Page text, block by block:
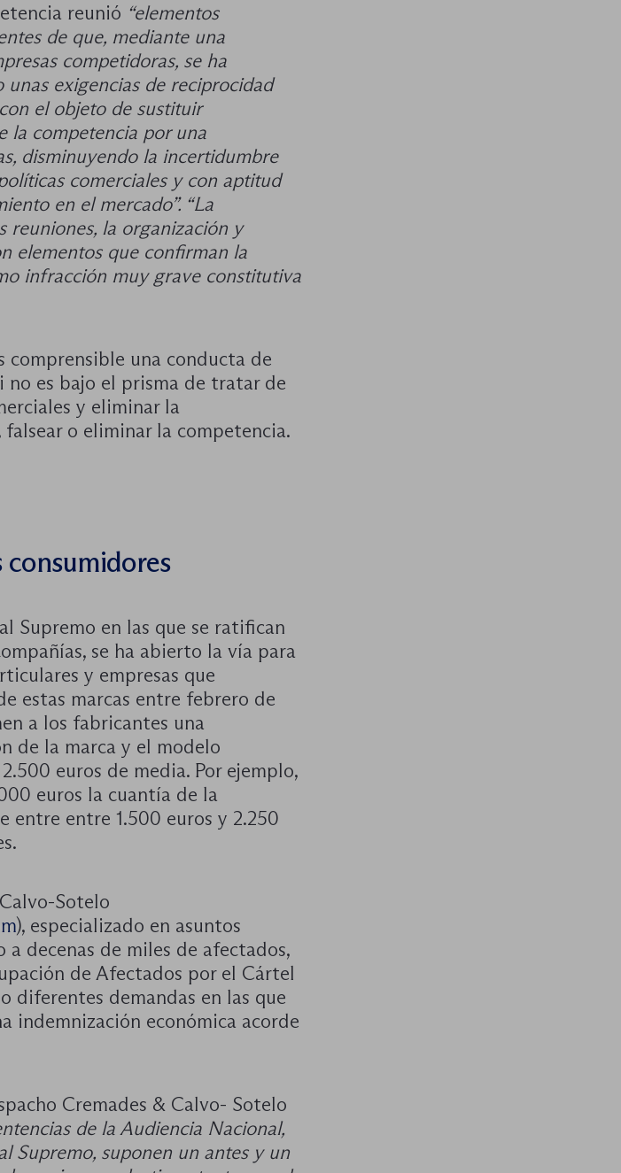
reunió “elementos
de que, mediante una
competidoras, se ha
exigencias de reciprocidad
el objeto de sustituir
la competencia por una
disminuyendo la incertidumbre
comerciales y con aptitud
en el mercado”. “La
reuniones, la organización y
elementos que confirman la
infracción muy grave constitutiva
comprensible una conducta de
es bajo el prisma de tratar de
y eliminar la
o eliminar la competencia.
consumidores
Supremo en las que se ratifican
se ha abierto la vía para
y empresas que
estas marcas entre febrero de
a los fabricantes una
de la marca y el modelo
euros de media. Por ejemplo,
euros la cuantía de la
entre entre 1.500 euros y 2.250
Sotelo
), especializado en asuntos
decenas de miles de afectados,
de Afectados por el Cártel
diferentes demandas en las que
indemnización económica acorde
Cremades & Calvo- Sotelo
de la Audiencia Nacional,
Supremo, suponen un antes y un